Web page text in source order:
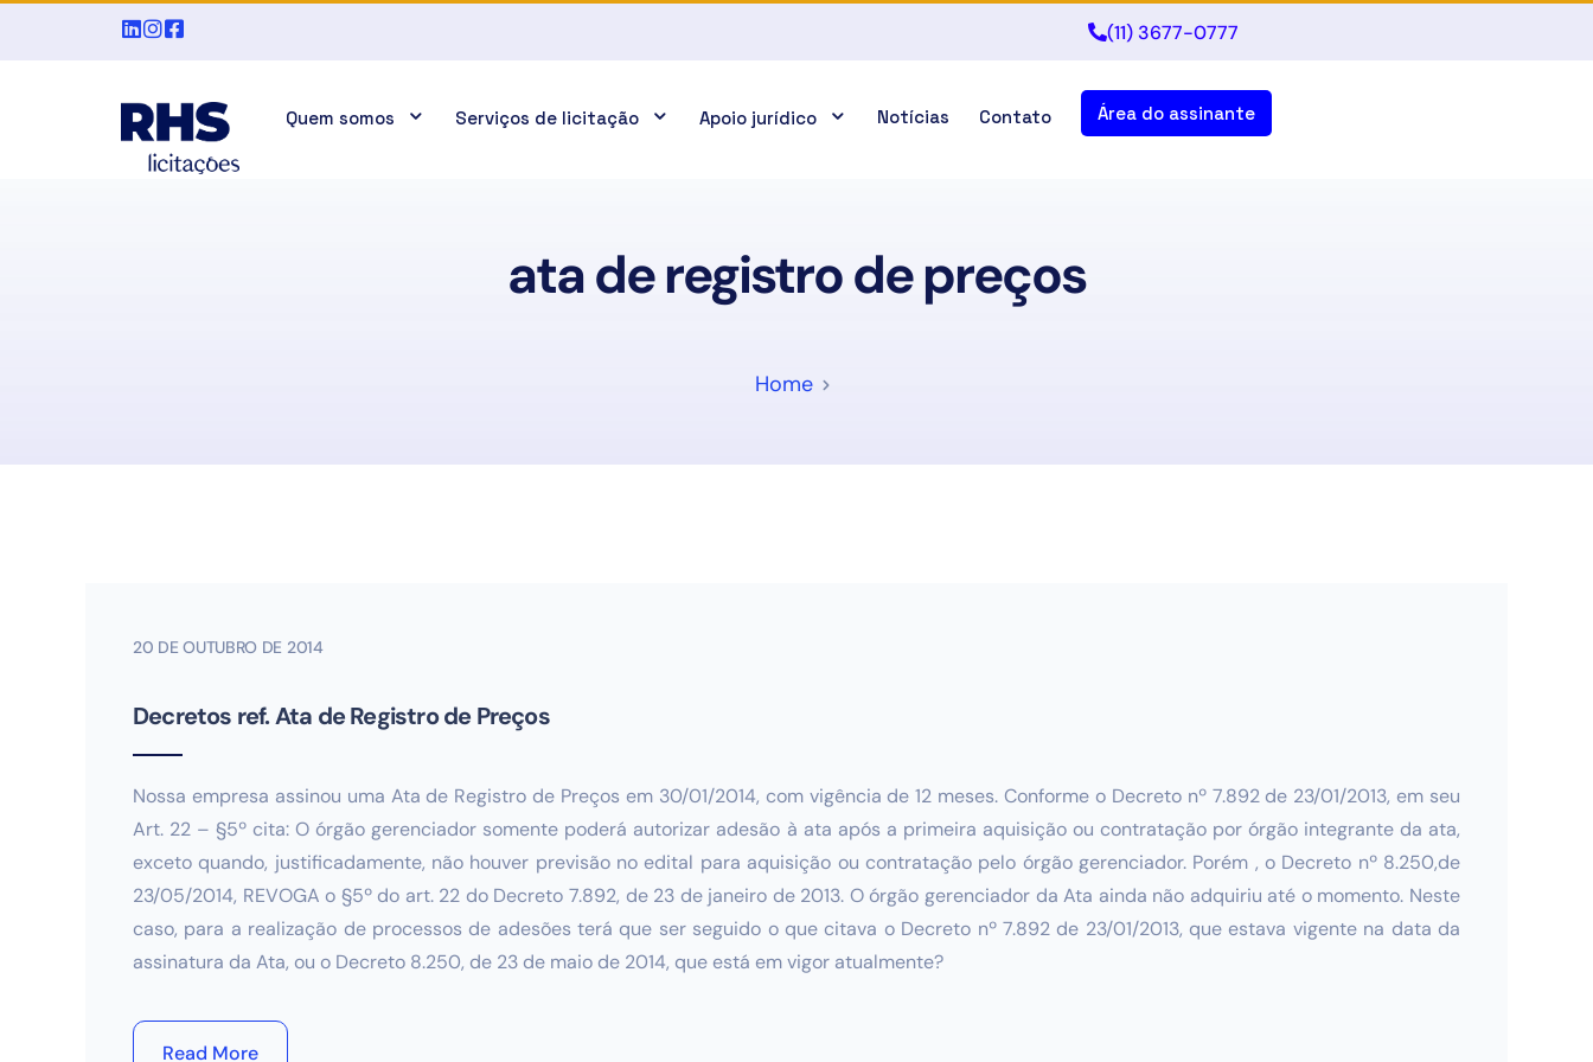
(11) 3677-0777
Quem somos Serviços de licitação Apoio jurídico Notícias Contato Área do assinante
ata de registro de preços
Home
20 DE OUTUBRO DE 2014
Decretos ref. Ata de Registro de Preços
Nossa empresa assinou uma Ata de Registro de Preços em 30/01/2014, com vigência de 12 meses. Conforme o Decreto nº 7.892 de 23/01/2013, em seu
Art. 22 – §5º cita: O órgão gerenciador somente poderá autorizar adesão à ata após a primeira aquisição ou contratação por órgão integrante da ata,
exceto quando, justificadamente, não houver previsão no edital para aquisição ou contratação pelo órgão gerenciador. Porém , o Decreto nº 8.250,de
23/05/2014, REVOGA o §5º do art. 22 do Decreto 7.892, de 23 de janeiro de 2013. O órgão gerenciador da Ata ainda não adquiriu até o momento. Neste
caso, para a realização de processos de adesões terá que ser seguido o que citava o Decreto nº 7.892 de 23/01/2013, que estava vigente na data da
assinatura da Ata, ou o Decreto 8.250, de 23 de maio de 2014, que está em vigor atualmente?
Read More